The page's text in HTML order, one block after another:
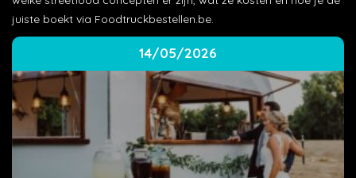
juiste boekt via Foodtruckbestellen.be.
14/05/2026